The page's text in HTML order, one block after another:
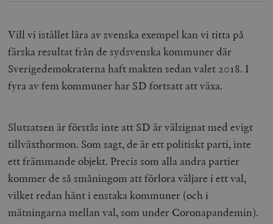
Vill vi istället lära av svenska exempel kan vi titta på
färska resultat från de sydsvenska kommuner där
Sverigedemokraterna haft makten sedan valet 2018. I
fyra av fem kommuner har SD fortsatt att växa.
Slutsatsen är förstås inte att SD är välsignat med evigt
tillväxthormon. Som sagt, de är ett politiskt parti, inte
ett främmande objekt. Precis som alla andra partier
kommer de så småningom att förlora väljare i ett val,
vilket redan hänt i enstaka kommuner (och i
mätningarna mellan val, som under Coronapandemin).